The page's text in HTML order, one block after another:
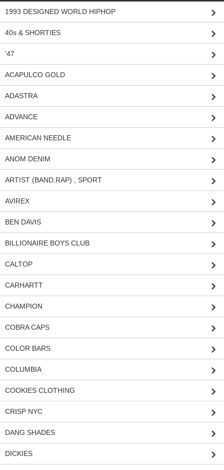
1993 DESIGNED WORLD HIPHOP
40s & SHORTIES
'47
ACAPULCO GOLD
ADASTRA
ADVANCE
AMERICAN NEEDLE
ANOM DENIM
ARTIST (BAND,RAP) , SPORT
AVIREX
BEN DAVIS
BILLIONAIRE BOYS CLUB
CALTOP
CARHARTT
CHAMPION
COBRA CAPS
COLOR BARS
COLUMBIA
COOKIES CLOTHING
CRISP NYC
DANG SHADES
DICKIES